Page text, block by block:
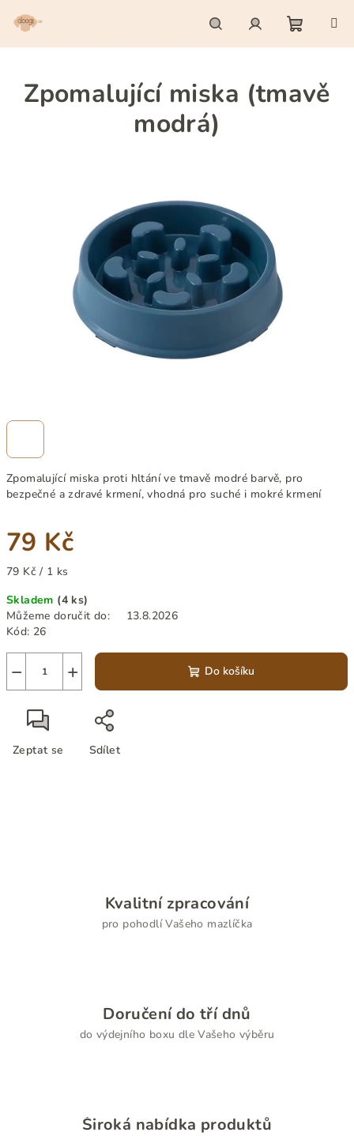
HledatPřihlášení
košík
Zpomalující miska proti hltání ve tmavě modré barvě, pro
bezpečné a zdravé krmení, vhodná pro suché i mokré krmení
79 Kč
Měrná
79 Kč / 1 ks
Skladem (4 ks)
Můžeme doručit do:
13.8.2026
Kód: 26
+
− Do košíku
Zeptat se Sdílet
Zpomalující miska (tmavě
modrá)
Kvalitní zpracování
pro pohodlí Vašeho mazlíčka
Doručení do tří dnů
do výdejního boxu dle Vašeho výběru
Široká nabídka produktů